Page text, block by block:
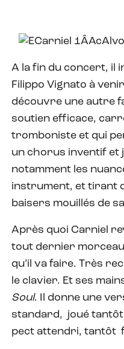
A la fin du concert, il
Filippo Vignato à
découvre une autre
soutien efficace,
tromboniste et qui
un chorus inventif et
notamment les
instrument, et tirant
baisers mouillés de
Après quoi Carniel
tout dernier
qu’il va faire. Très
le clavier. Et ses
Soul. Il donne une
standard, joué
pect attendri, tantôt